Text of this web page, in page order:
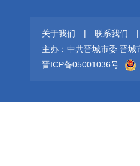
关于我们 | 联系我们 |
主办：中共晋城市委 晋城
晋ICP备05001036号